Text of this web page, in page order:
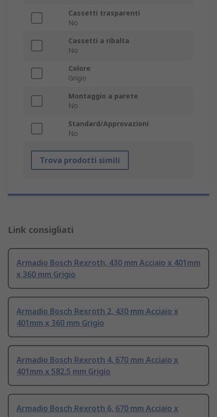
Cassetti trasparenti
No
Cassetti a ribalta
No
Colore
Grigio
Montaggio a parete
No
Standard/Approvazioni
No
Trova prodotti simili
Link consigliati
Armadio Bosch Rexroth, 430 mm Acciaio x 401mm
x 360 mm Grigio
Armadio Bosch Rexroth 2, 430 mm Acciaio x
401mm x 360 mm Grigio
Armadio Bosch Rexroth 4, 670 mm Acciaio x
401mm x 582.5 mm Grigio
Armadio Bosch Rexroth 6, 670 mm Acciaio x